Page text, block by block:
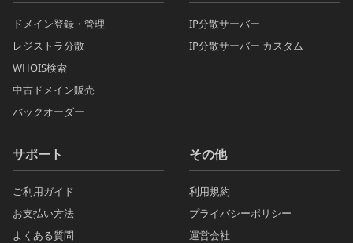
ドメイン登録・管理
レジストラ分散
WHOIS検索
中古ドメイン販売
バックオーダー
IP分散サーバー
IP分散サーバー カスタム
サポート
ご利用ガイド
お支払い方法
よくある質問
その他
利用規約
プライバシーポリシー
運営会社